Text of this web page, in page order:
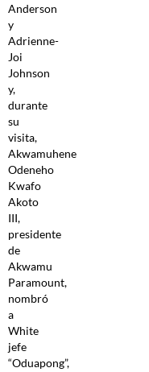
Anderson
y
Adrienne-
Joi
Johnson
y,
durante
su
visita,
Akwamuhene
Odeneho
Kwafo
Akoto
III,
presidente
de
Akwamu
Paramount,
nombró
a
White
jefe
“Oduapong”,